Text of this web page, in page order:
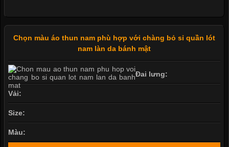
Chọn màu áo thun nam phù hợp với chàng bỏ sỉ quần lót
nam làn da bánh mật
Đai lưng:
Vải:
Size:
Màu: